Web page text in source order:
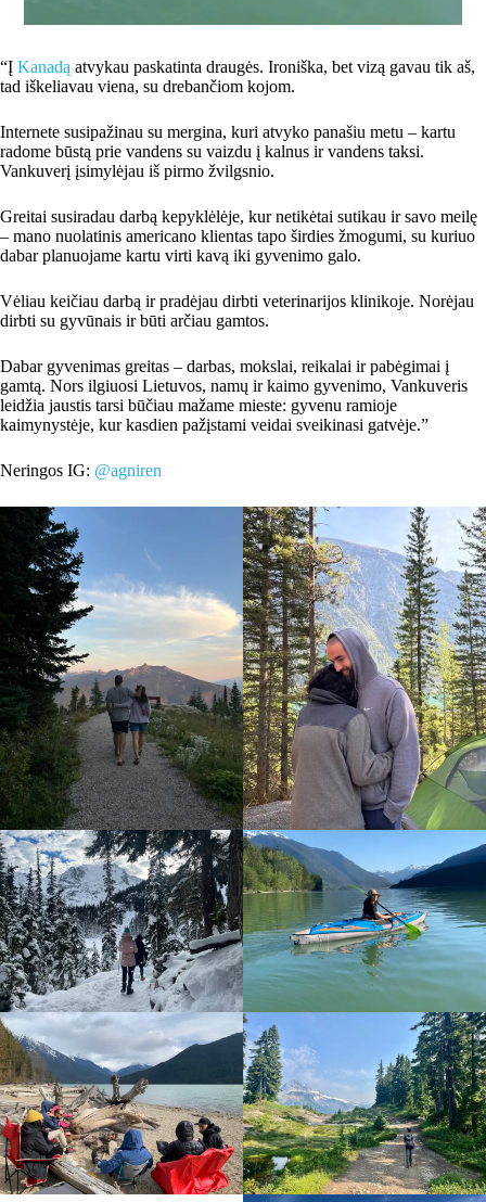
“Į Kanadą atvykau paskatinta draugės. Ironiška, bet vizą gavau tik aš,
tad iškeliavau viena, su drebančiom kojom.
Internete susipažinau su mergina, kuri atvyko panašiu metu – kartu
radome būstą prie vandens su vaizdu į kalnus ir vandens taksi.
Vankuverį įsimylėjau iš pirmo žvilgsnio.
Greitai susiradau darbą kepyklėlėje, kur netikėtai sutikau ir savo meilę
– mano nuolatinis americano klientas tapo širdies žmogumi, su kuriuo
dabar planuojame kartu virti kavą iki gyvenimo galo.
Vėliau keičiau darbą ir pradėjau dirbti veterinarijos klinikoje. Norėjau
dirbti su gyvūnais ir būti arčiau gamtos.
Dabar gyvenimas greitas – darbas, mokslai, reikalai ir pabėgimai į
gamtą. Nors ilgiuosi Lietuvos, namų ir kaimo gyvenimo, Vankuveris
leidžia jaustis tarsi būčiau mažame mieste: gyvenu ramioje
kaimynystėje, kur kasdien pažįstami veidai sveikinasi gatvėje.”
Neringos IG: @agniren